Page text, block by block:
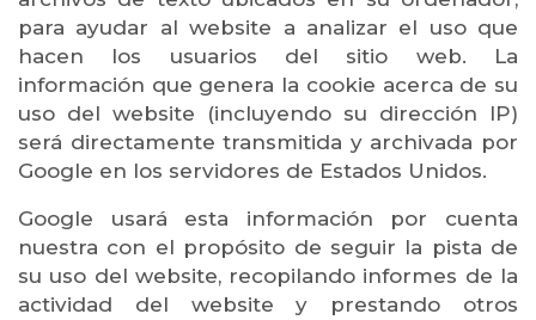
para ayudar al website a analizar el uso que
hacen los usuarios del sitio web. La
información que genera la cookie acerca de su
uso del website (incluyendo su dirección IP)
será directamente transmitida y archivada por
Google en los servidores de Estados Unidos.
Google usará esta información por cuenta
nuestra con el propósito de seguir la pista de
su uso del website, recopilando informes de la
actividad del website y prestando otros